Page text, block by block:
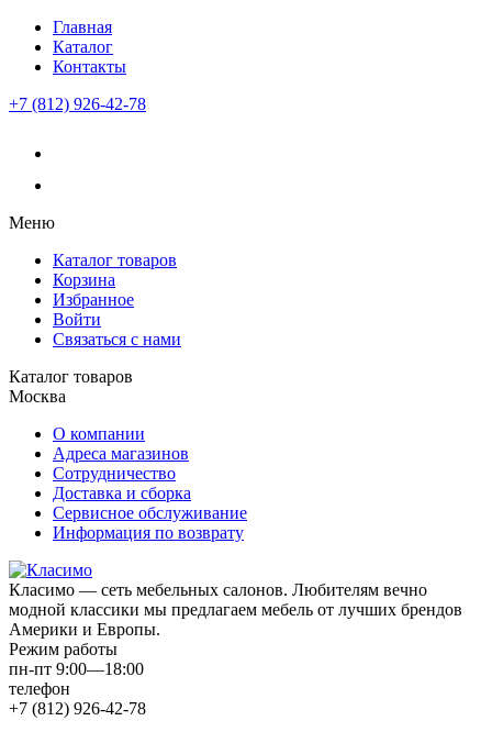
Главная
Каталог
Контакты
+7 (812) 926-42-78
Меню
Каталог товаров
Корзина
Избранное
Войти
Связаться с нами
Каталог товаров
Москва
О компании
Адреса магазинов
Сотрудничество
Доставка и сборка
Сервисное обслуживание
Информация по возврату
Класимо — cеть мебельных салонов. Любителям вечно
модной классики мы предлагаем мебель от лучших брендов
Америки и Европы.
Режим работы
пн-пт 9:00—18:00
телефон
+7 (812) 926-42-78